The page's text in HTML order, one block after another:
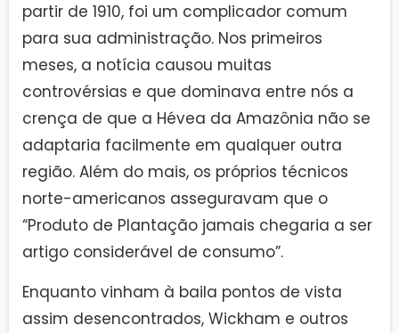
partir de 1910, foi um complicador comum
para sua administração. Nos primeiros
meses, a notícia causou muitas
controvérsias e que dominava entre nós a
crença de que a Hévea da Amazônia não se
adaptaria facilmente em qualquer outra
região. Além do mais, os próprios técnicos
norte-americanos asseguravam que o
“Produto de Plantação jamais chegaria a ser
artigo considerável de consumo”.
Enquanto vinham à baila pontos de vista
assim desencontrados, Wickham e outros